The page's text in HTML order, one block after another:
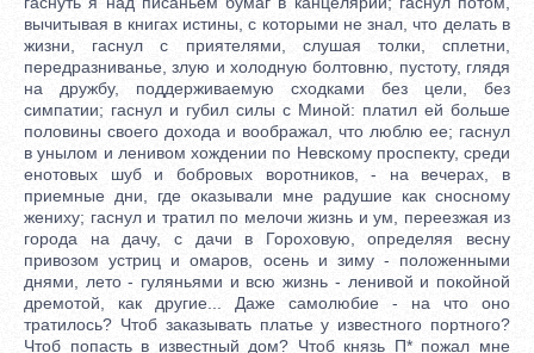
вычитывая в книгах истины, с которыми не знал, что делать в
жизни, гаснул с приятелями, слушая толки, сплетни,
передразниванье, злую и холодную болтовню, пустоту, глядя
на дружбу, поддерживаемую сходками без цели, без
симпатии; гаснул и губил силы с Миной: платил ей больше
половины своего дохода и воображал, что люблю ее; гаснул
в унылом и ленивом хождении по Невскому проспекту, среди
енотовых шуб и бобровых воротников, - на вечерах, в
приемные дни, где оказывали мне радушие как сносному
жениху; гаснул и тратил по мелочи жизнь и ум, переезжая из
города на дачу, с дачи в Гороховую, определяя весну
привозом устриц и омаров, осень и зиму - положенными
днями, лето - гуляньями и всю жизнь - ленивой и покойной
дремотой, как другие... Даже самолюбие - на что оно
тратилось? Чтоб заказывать платье у известного портного?
Чтоб попасть в известный дом? Чтоб князь П* пожал мне